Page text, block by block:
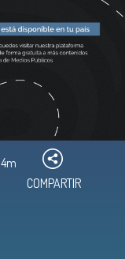
4m
COMPARTIR